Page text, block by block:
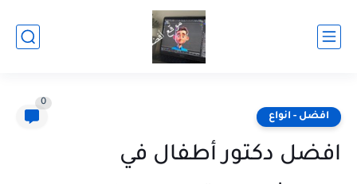
افضل - انواع
0
افضل دكتور أطفال في